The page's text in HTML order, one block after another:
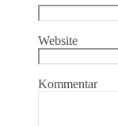
Website
Kommentar